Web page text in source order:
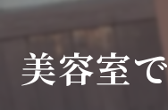
美容室